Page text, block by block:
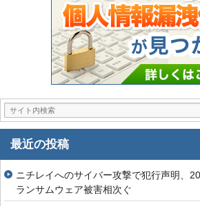
最近の投稿
ニチレイへのサイバー攻撃で犯行声明、
ランサムウェア被害相次ぐ